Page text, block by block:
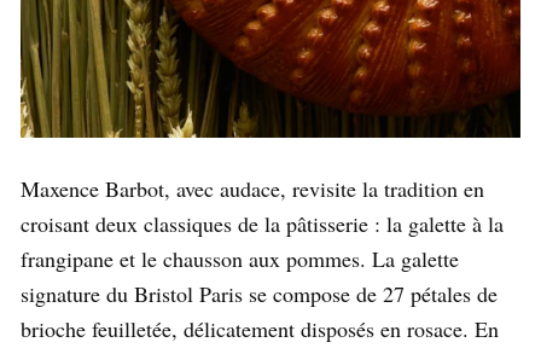
Maxence Barbot, avec audace, revisite la tradition en
croisant deux classiques de la pâtisserie : la galette à la
frangipane et le chausson aux pommes. La galette
signature du Bristol Paris se compose de 27 pétales de
brioche feuilletée, délicatement disposés en rosace. En